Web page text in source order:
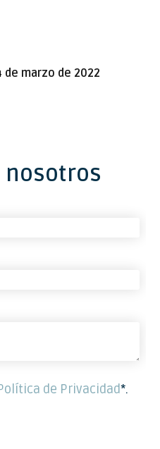
de marzo de 2022
nosotros
de Privacidad*.